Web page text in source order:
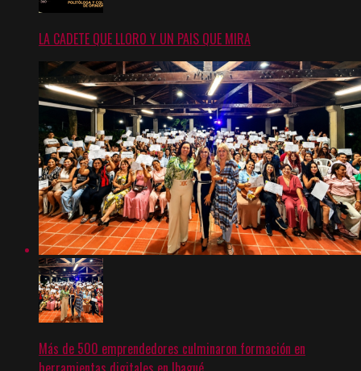
LA CADETE QUE LLORO Y UN PAIS QUE MIRA
Más de 500 emprendedores culminaron formación en